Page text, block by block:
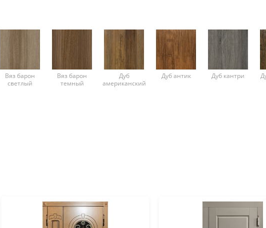
Вяз барон
светлый
Вяз барон
темный
Дуб
американский
Дуб антик Дуб кантри